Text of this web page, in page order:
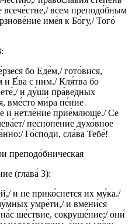
всем преподо́бным
име́я к Бо́гу,/ Того́
бо Еде́м,/ гото́вися,
и Е́ва с ним./ Кля́тва бо
и ду́ши пра́ведных
вме́сто ми́ра пе́ние
и нетле́ние прие́млюще./ Се
песнопе́ние духо́вное
Го́споди, сла́ва Тебе́!
преподо́бническая
(глава́ 3):
и не прико́снется их му́ка./
умре́ти,/ и вмени́ся
ше́ствие, сокруше́ние;/ они́